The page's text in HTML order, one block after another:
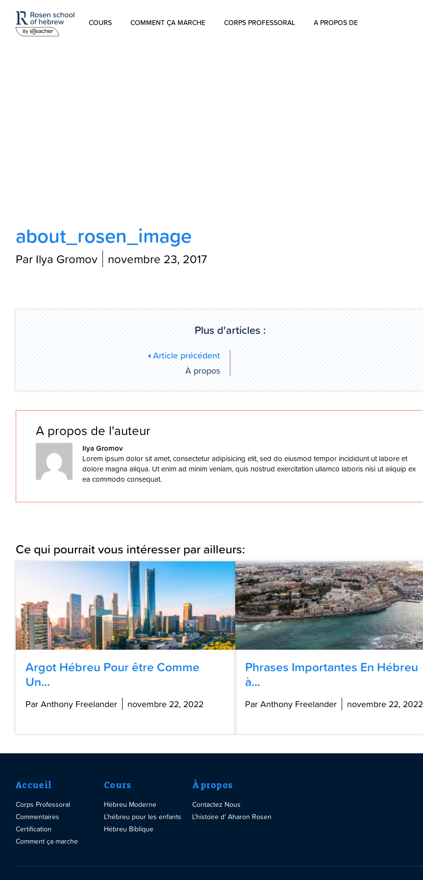
COURS COMMENT ÇA MARCHE CORPS PROFESSORAL A PROPOS DE
about_rosen_image
Par Ilya Gromov novembre 23, 2017
Plus d'articles :
Article précédent
À propos
A propos de l'auteur
Ilya Gromov
Lorem ipsum dolor sit amet, consectetur adipisicing elit, sed do eiusmod tempor incididunt ut labore et
dolore magna aliqua. Ut enim ad minim veniam, quis nostrud exercitation ullamco laboris nisi ut aliquip ex
ea commodo consequat.
Ce qui pourrait vous intéresser par ailleurs:
Argot Hébreu Pour être Comme
Un...
Par Anthony Freelander novembre 22, 2022
Phrases Importantes En Hébreu
à...
Par Anthony Freelander novembre 22, 2022
Accueil
Corps Professoral
Commentaires
Certification
Comment ça marche
Cours
Hébreu Moderne
L’hébreu pour les enfants
Hébreu Biblique
À propos
Contactez Nous
L’histoire d’ Aharon Rosen